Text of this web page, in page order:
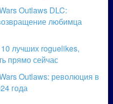
Outlaws DLC:
любимца
лучших roguelikes,
прямо сейчас
Outlaws: революция в
года